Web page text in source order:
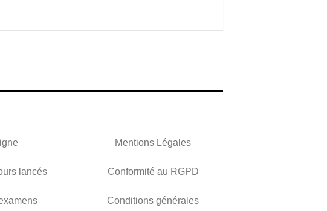
lancés
Mentions Légales
Conformité au RGPD
Conditions générales